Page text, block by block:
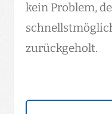
kein Problem,
zurückgeholt.